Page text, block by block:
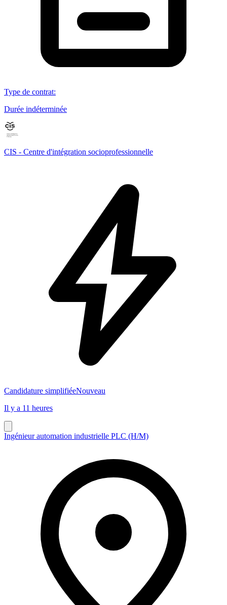
Type de contrat:
Durée indéterminée
CIS - Centre d'intégration socioprofessionnelle
Candidature simplifiéeNouveau
Il y a 11 heures
Ingénieur automation industrielle PLC (H/M)